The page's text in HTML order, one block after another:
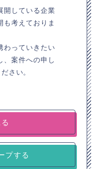
開している企業
考えておりま
わっていきたい
、案件への申し
さい。
プする